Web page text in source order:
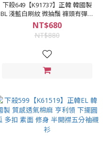
下殺649【K91737】正韓 韓國製
BL 淺藍白刷紋 微抽鬚 褲頭有彈性
彈性佳彈性單寧布 窄身 牛仔短褲
NT$680
NT$880